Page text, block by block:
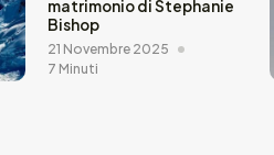
matrimonio di Stephanie
Bishop
21 Novembre 2025
7 Minuti